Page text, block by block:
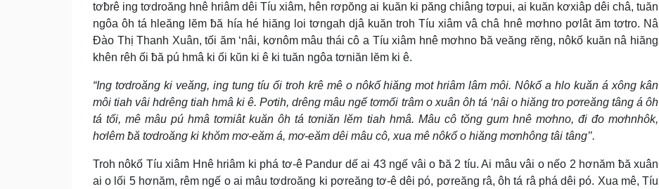
tơƀrê ing tơdroăng hnê hriâm dêi Tíu xiâm, hên rơpŏng ai kuăn ki păng chiâng tơpui, ai kuăn kơxiâp dêi châ, tuăn
ngôa ôh tá hleăng lĕm ƀă hía hé hiăng loi tơngah djâ kuăn troh Tíu xiâm vâ châ hnê mơhno pơlât ăm tơtro. Nâ
Đào Thị Thanh Xuân, tối ăm ‘nâi, kơnôm mâu thái cô a Tíu xiâm hnê mơhno ƀă veăng rĕng, nôkố kuăn nâ hiăng
khên rêh ối ƀă pú hmâ ki ối kŭn ki ê ki tuăn ngôa tơniăn lĕm ki ê.
“Ing tơdroăng ki veăng, ing tung tíu ối troh krê mê o nôkố hiăng mot hriâm lâm môi. Nôkố a hlo kuăn á xông kân
môi tiah vâi hdrêng tiah hmâ ki ê. Pơtih, drêng mâu ngế tơmối trâm o xuân ôh tá ‘nâi o hiăng tro pơreăng tâng á ôh
tá tối, mê mâu pú hmâ tơmiât kuăn ôh tá tơniăn lĕm tiah hmâ. Mâu cô tŏng gum hnê mơhno, đi đo mơhnhôk,
hơlêm ƀă tơdroăng ki khŏm mơ-eăm á, mơ-eăm dêi mâu cô, xua mê nôkố o hiăng mơnhông tâi tâng’’.
Troh nôkố Tíu xiâm Hnê hriâm ki phá tơ-ê Pandur dế ai 43 ngế vâi o ƀă 2 tíu. Ai mâu vâi o nếo 2 hơnăm ƀă xuân
ai o lối 5 hơnăm, rêm ngế o ai mâu tơdroăng ki pơreăng tơ-ê dêi pó, pơreăng râ, ôh tá râ phá dêi pó. Xua mê, Tíu